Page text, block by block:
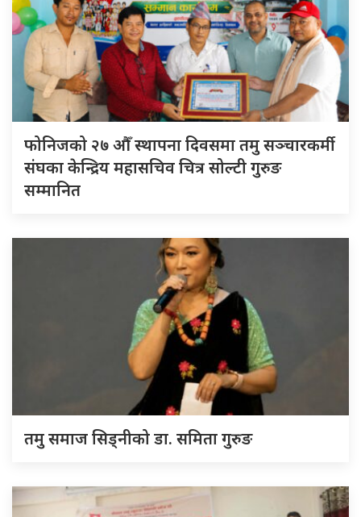
फोनिजको २७ औँ स्थापना दिवसमा तमु सञ्चारकर्मी
संघका केन्द्रिय महासचिव चित्र सोल्टी गुरुङ
सम्मानित
तमु समाज सिड्नीको डा. समिता गुरुङ